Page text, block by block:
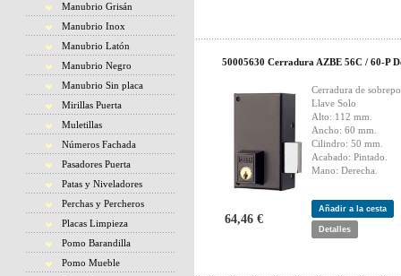
Manubrio Grisán
Manubrio Inox
Manubrio Latón
Manubrio Negro
Manubrio Sin placa
Mirillas Puerta
Muletillas
Números Fachada
Pasadores Puerta
Patas y Niveladores
Perchas y Percheros
Placas Limpieza
Pomo Barandilla
Pomo Mueble
50005630 Cerradura AZBE 56C / 60-P
Cerradura de
Llave Solo
Alto: 112 mm.
Ancho: 60 mm.
Cilindro: 50 mm.
Acabado: Pintado.
Mano: Derecha.
64,46 €
Añadir a la cesta
Detalles